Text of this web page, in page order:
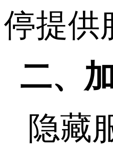
停提供
二、
隐藏